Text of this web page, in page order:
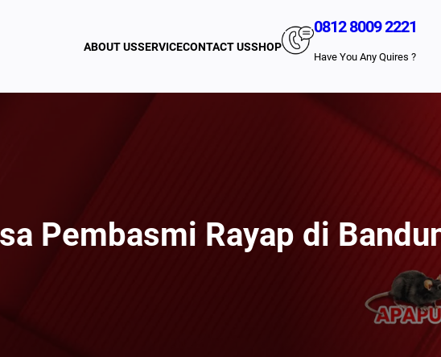
ABOUT USSERVICECONTACT USSHOP
0812 8009 2221
Have You Any Quires ?
Pembasmi Rayap di